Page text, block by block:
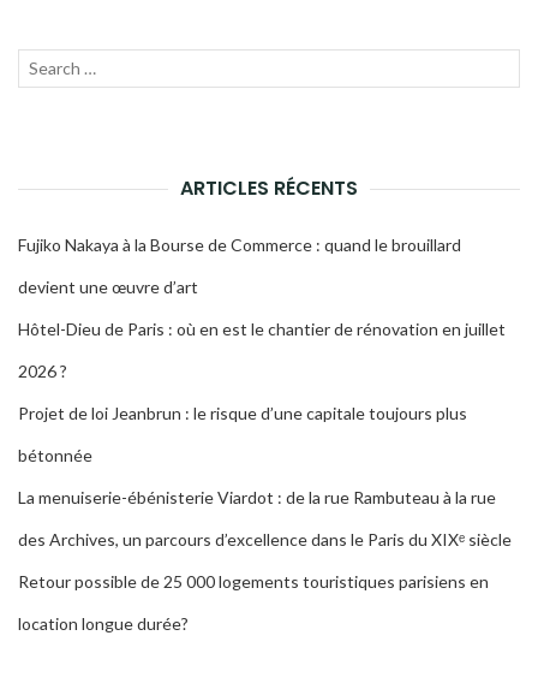
Recherche
ARTICLES RÉCENTS
Fujiko Nakaya à la Bourse de Commerce : quand le brouillard
devient une œuvre d’art
Hôtel-Dieu de Paris : où en est le chantier de rénovation en juillet
2026 ?
Projet de loi Jeanbrun : le risque d’une capitale toujours plus
bétonnée
La menuiserie-ébénisterie Viardot : de la rue Rambuteau à la rue
des Archives, un parcours d’excellence dans le Paris du XIXᵉ siècle
Retour possible de 25 000 logements touristiques parisiens en
location longue durée?